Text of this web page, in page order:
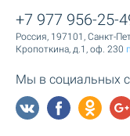
+7 977 956-25-
Россия, 197101, Санкт-
Кропоткина, д.1, оф. 230
Мы в социальных